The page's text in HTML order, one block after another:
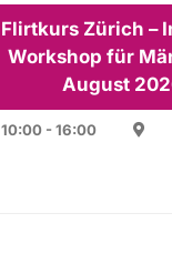
Flirtkurs Zürich –
Workshop für
August
10:00 - 16:00